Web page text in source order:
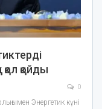
қойды
0
Энергетик күні